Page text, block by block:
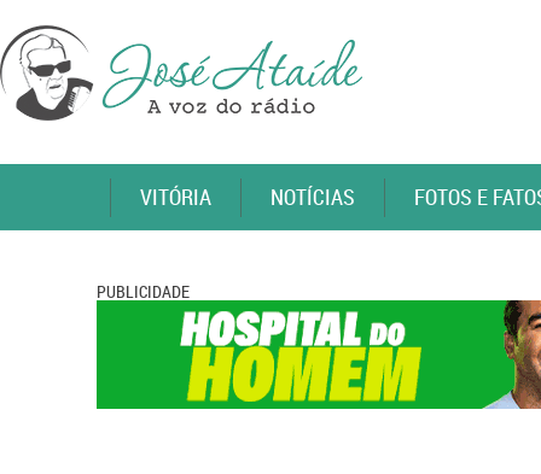
VITÓRIA NOTÍCIAS FOTOS E
PUBLICIDADE